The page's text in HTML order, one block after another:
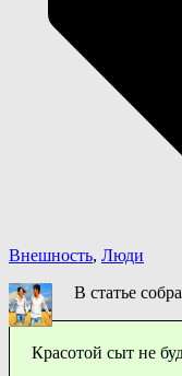
Внешность, Люди
В статье
Красотой сыт не